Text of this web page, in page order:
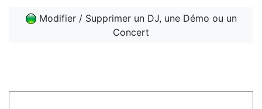
Modifier / Supprimer un DJ, une Démo ou un
Concert